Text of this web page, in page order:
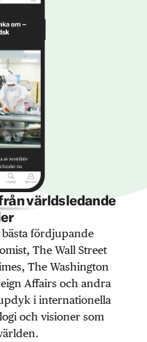
världsledande
fördjupande
The Wall Street
The Washington
Affairs och andra
i internationella
och visioner som